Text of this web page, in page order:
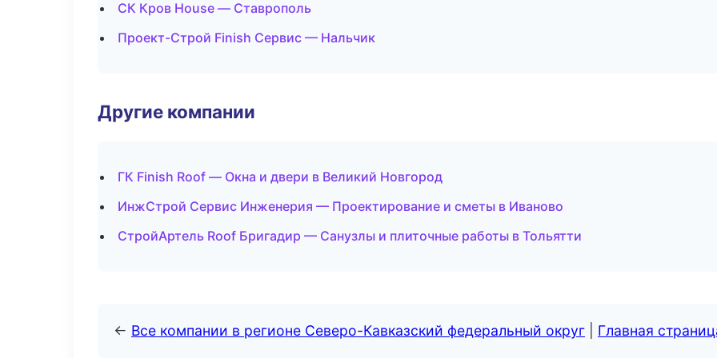
СК Кров House — Ставрополь
Проект-Строй Finish Сервис — Нальчик
Другие компании
ГК Finish Roof — Окна и двери в Великий Новгород
ИнжСтрой Сервис Инженерия — Проектирование и сметы в Иваново
СтройАртель Roof Бригадир — Санузлы и плиточные работы в Тольятти
← Все компании в регионе Северо-Кавказский федеральный округ Главная